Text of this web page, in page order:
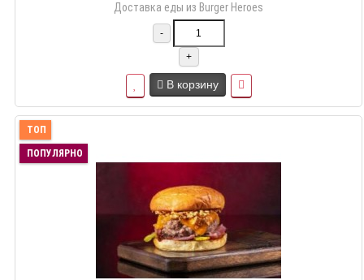
Доставка еды из Burger Heroes
-
+
В корзину
ТОП
ПОПУЛЯРНО